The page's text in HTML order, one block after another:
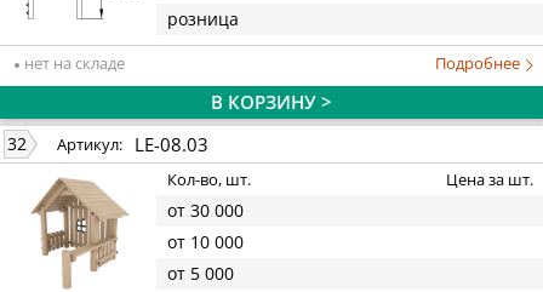
розница
нет на складе Подробнее
В КОРЗИНУ >
32 Артикул: LE-08.03
Кол-во, шт. Цена за шт.
от 30 000
от 10 000
от 5 000